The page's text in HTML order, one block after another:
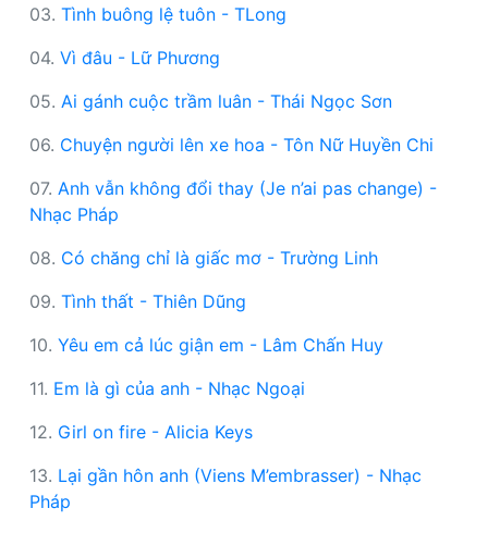
03. Tình buông lệ tuôn - TLong
04. Vì đâu - Lữ Phương
05. Ai gánh cuộc trầm luân - Thái Ngọc Sơn
06. Chuyện người lên xe hoa - Tôn Nữ Huyền Chi
07. Anh vẫn không đổi thay (Je n’ai pas change) -
Nhạc Pháp
08. Có chăng chỉ là giấc mơ - Trường Linh
09. Tình thất - Thiên Dũng
10. Yêu em cả lúc giận em - Lâm Chấn Huy
11. Em là gì của anh - Nhạc Ngoại
12. Girl on fire - Alicia Keys
13. Lại gần hôn anh (Viens M’embrasser) - Nhạc
Pháp